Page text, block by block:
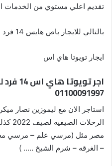
تقديم اعلي مستوي من الخدمات الرائعه
بالتالي للايجار باص هايس 14 فرد 01100091997:
ايجار تويوتا هاي اس
اجر
01100091997
استاجر الان مع ليموزين نصار
مصر مثل (مرسي علم – مرسي
– الغرقه – شرم الشيخ ….. )